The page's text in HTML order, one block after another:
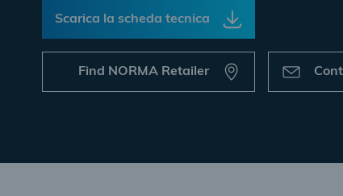
Scarica la scheda tecnica
Find NORMA Retailer